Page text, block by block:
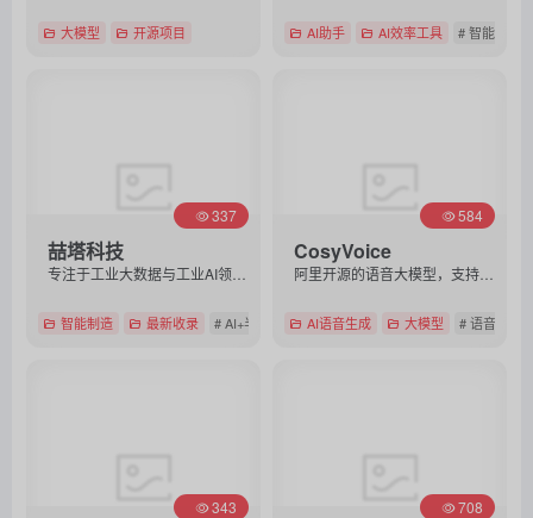
大模型 开源项目 AI助手 AI效率工具 # 智能体
喆塔科技
337
智能制造 最新收录 # AI+半导体
CosyVoice
584
AI语音生成 大模型 # 语音大模
343 708